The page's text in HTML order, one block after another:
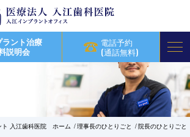
ラント治療
説明会
電話予約
(通話無料)
ト 入江歯科医院 ホーム 理事長のひとりごと 院長のひとりごと